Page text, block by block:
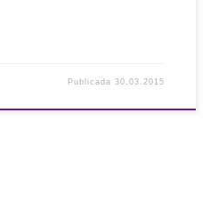
Publicada30.03.2015